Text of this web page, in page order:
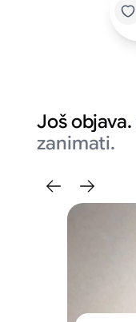
Još objava.
zanimati.